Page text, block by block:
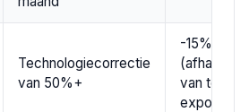
Technologiecorrectie
van 50%+
-15% tot -
(afhankelijk
van tech-
exposure)